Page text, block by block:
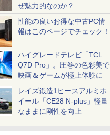
ぜ魅力的なのか？
性能の良いお得な中古PC情
報はこのページでチェック！
ハイグレードテレビ「TCL
Q7D Pro」。圧巻の色彩美で
映画＆ゲームが極上体験に
レイズ鍛造1ピースアルミホ
イール「CE28 N-plus」軽量
なままに剛性を向上